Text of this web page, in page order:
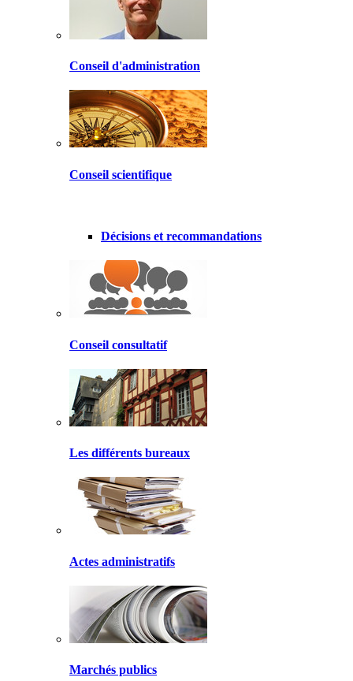
Conseil d'administration
Conseil scientifique
Décisions et recommandations
Conseil consultatif
Les différents bureaux
Actes administratifs
Marchés publics